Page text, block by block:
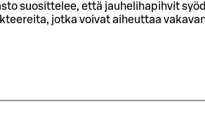
suosittelee, että jauhelihapihvit
jotka voivat aiheuttaa